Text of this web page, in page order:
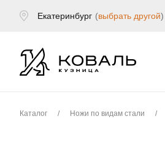
Екатеринбург (выбрать другой)
Каталог / Ножи по видам стали /